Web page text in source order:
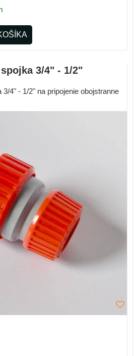
3/4" - 1/2"
4" - 1/2" na pripojenie obojstranne